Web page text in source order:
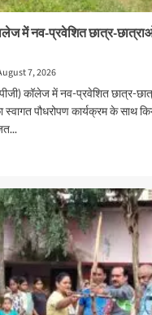
में नव-प्रवेशित छात्र-
7, 2026
कॉलेज में नव-प्रवेशित छात्र-
पौधरोपण कार्यक्रम के साथ